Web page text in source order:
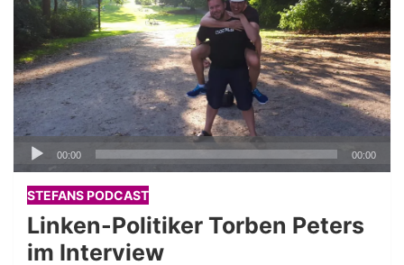
Audio-
Player
00:00 00:00
STEFANS PODCAST
Linken-Politiker Torben Peters
im Interview